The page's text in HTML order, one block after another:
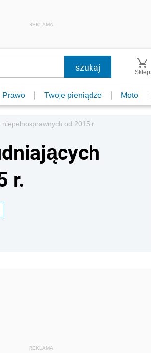
REKLAMA
Sklep
Prawo Twoje pieniądze Moto
od 2015 r.
r.